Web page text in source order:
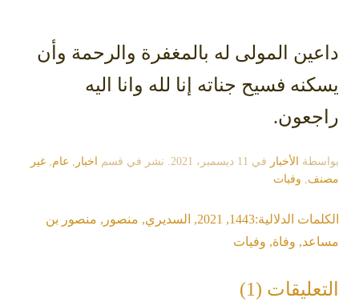
المولى له بالمغفرة والرحمة وأن
فسيح جناته إنا لله وانا اليه
الأخبارفي11 ديسمبر، 2021 . نشر في قسماخبار,عام,غير
وفيات
الدلالية: 1443
,
2021
,السديري,منصور ,منصور بن
,وفاة,وفيات
(1)